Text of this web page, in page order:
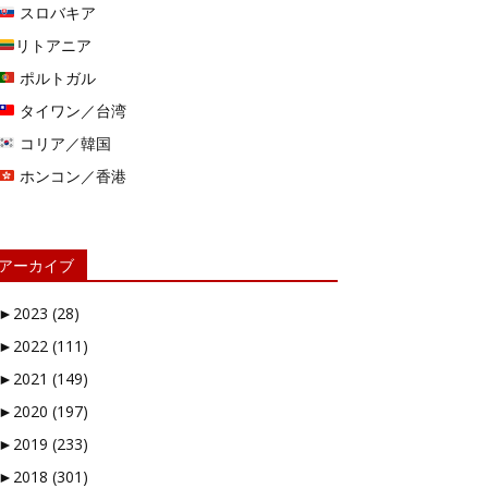
スロバキア
リトアニア
ポルトガル
タイワン／台湾
コリア／韓国
ホンコン／香港
アーカイブ
► 2023 (28)
► 2022 (111)
► 2021 (149)
► 2020 (197)
► 2019 (233)
► 2018 (301)